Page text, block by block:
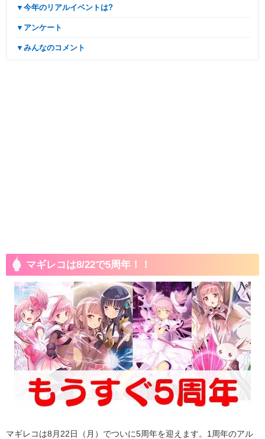
▼今年のリアルイベントは?
▼アンケート
▼みんなのコメント
マギレコは8/22で5周年！！
マギレコは8月22日（月）でついに5周年を迎えます。1周年のアル